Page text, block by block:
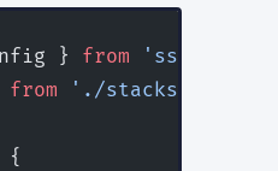
} from 'sst'
from './stacks/API'
{